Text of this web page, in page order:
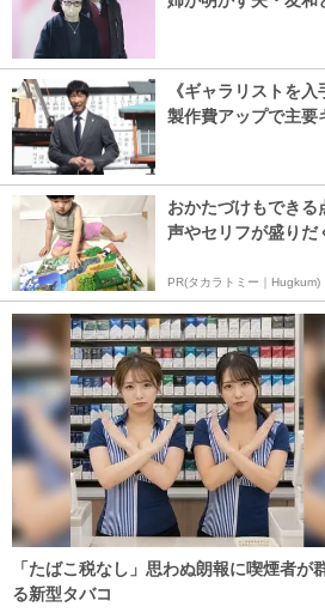
《ギャラリストを
製作費アップで主要
おかたづけもできる
声やセリフが盛り
PR(タカラトミー｜Hugkum)
「たばこ税なし」思わぬ朗報に喫煙者が
る新型タバコ